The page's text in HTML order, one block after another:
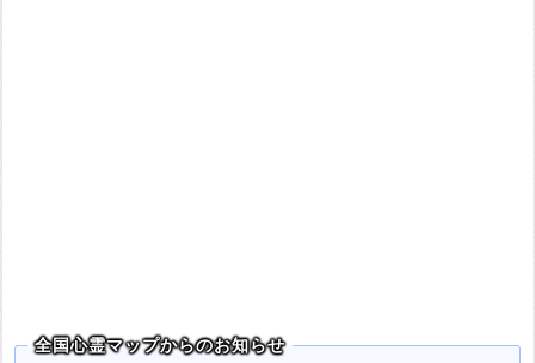
全国心霊マップからのお知らせ